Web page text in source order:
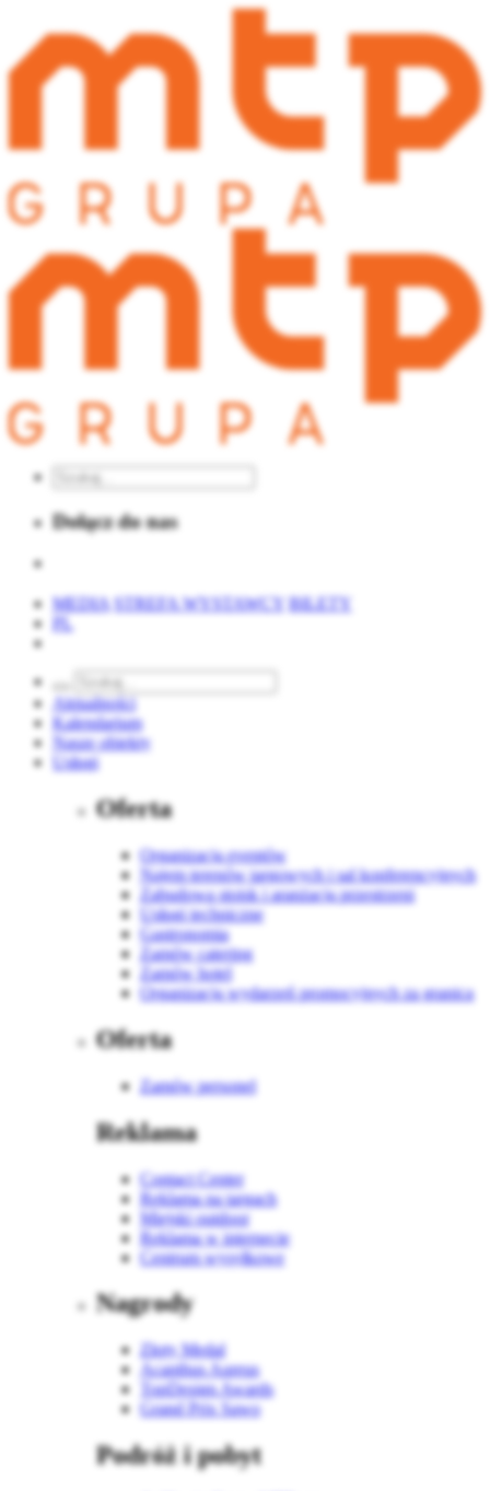
Dołącz do nas
MEDIA STREFA WYSTAWCY BILETY
PL
Aktualności
Kalendarium
Nasze obiekty
Usługi
Oferta
Organizacja eventów
Najem terenów targowych i sal konferencyjnych
Zabudowa stoisk i aranżacja przestrzeni
Usługi techniczne
Gastronomia
Zamów catering
Zamów hotel
Organizacja wydarzeń promocyjnych za granicą
Oferta
Zamów personel
Reklama
Contact Center
Reklama na targach
Miejski outdoor
Reklama w internecie
Centrum wysyłkowe
Nagrody
Złoty Medal
Acanthus Aureus
TopDesign Awards
Grand Prix Sawo
Podróż i pobyt